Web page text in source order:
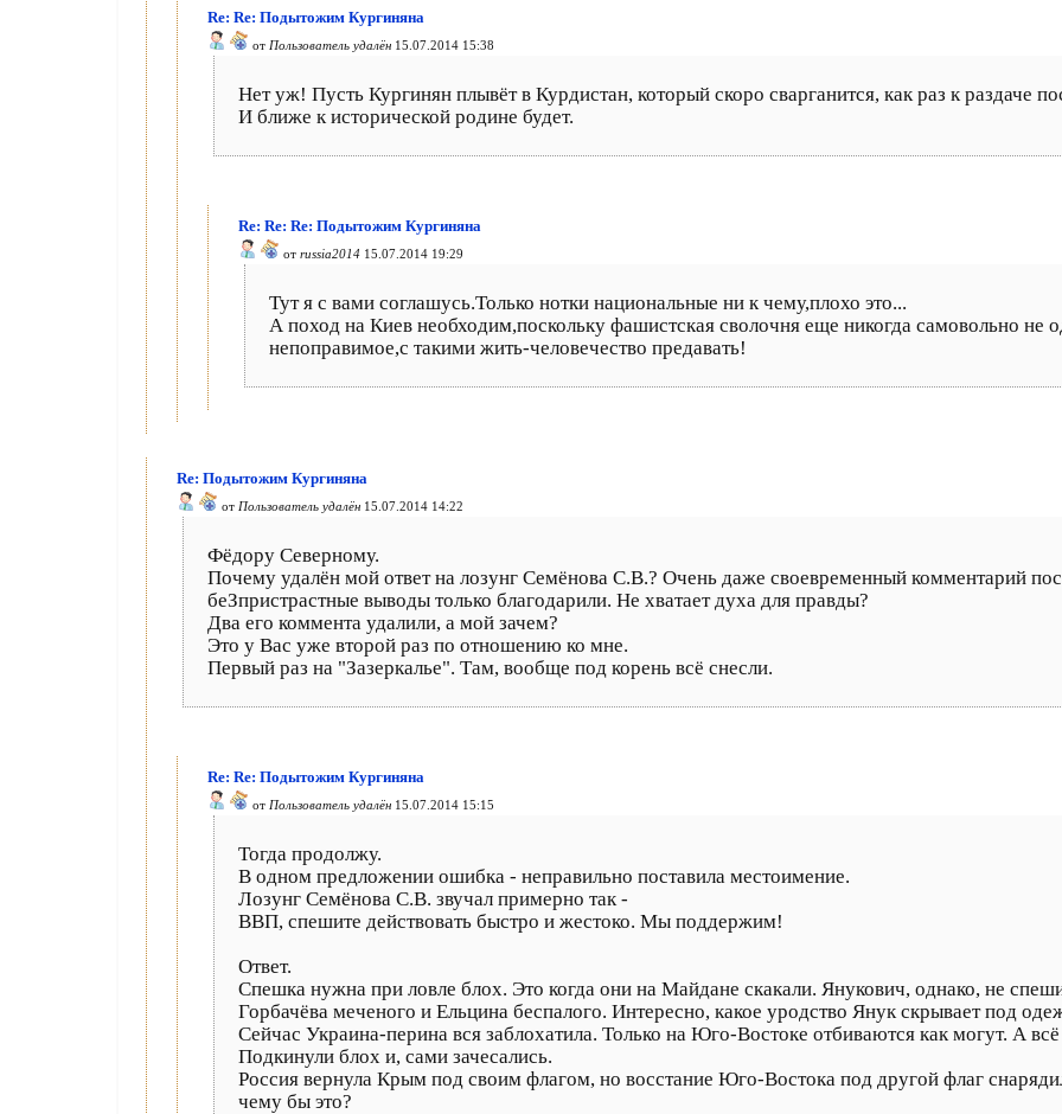
Re: Re: Подытожим Кургиняна
от Пользователь удалён 15.07.2014 15:38
Нет уж! Пусть Кургинян плывёт в Курдистан, который скоро сварганится, как раз к раздаче
И ближе к исторической родине будет.
Re: Re: Re: Подытожим Кургиняна
от russia2014 15.07.2014 19:29
Тут я с вами соглашусь.Только нотки национальные ни к чему,плохо это...
А поход на Киев необходим,поскольку фашистская сволочня еще никогда самовольно не
непоправимое,с такими жить-человечество предавать!
Re: Подытожим Кургиняна
от Пользователь удалён 15.07.2014 14:22
Фёдору Северному.
Почему удалён мой ответ на лозунг Семёнова С.В.? Очень даже своевременный комментарий
беЗпристрастные выводы только благодарили. Не хватает духа для правды?
Два его коммента удалили, а мой зачем?
Это у Вас уже второй раз по отношению ко мне.
Первый раз на "Зазеркалье". Там, вообще под корень всё снесли.
Re: Re: Подытожим Кургиняна
от Пользователь удалён 15.07.2014 15:15
Тогда продолжу.
В одном предложении ошибка - неправильно поставила местоимение.
Лозунг Семёнова С.В. звучал примерно так -
ВВП, спешите действовать быстро и жестоко. Мы поддержим!
Ответ.
Спешка нужна при ловле блох. Это когда они на Майдане скакали. Янукович, однако, не
Горбачёва меченого и Ельцина беспалого. Интересно, какое уродство Янук скрывает под
Сейчас Украина-перина вся заблохатила. Только на Юго-Востоке отбиваются как могут. А
Подкинули блох и, сами зачесались.
Россия вернула Крым под своим флагом, но восстание Юго-Востока под другой флаг
чему бы это?